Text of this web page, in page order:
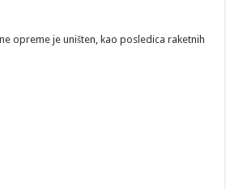
opreme je uništen, kao posledica raketnih